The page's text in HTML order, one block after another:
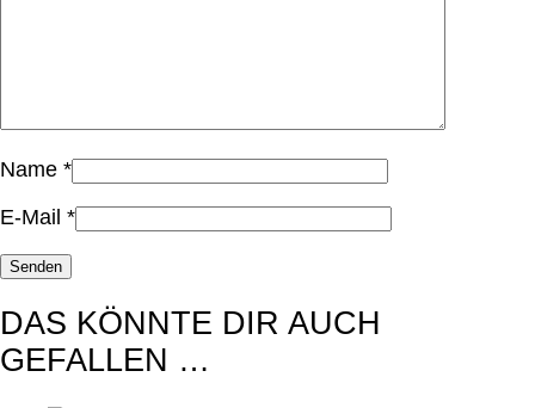
Name *
E-Mail *
DAS KÖNNTE DIR AUCH
GEFALLEN …